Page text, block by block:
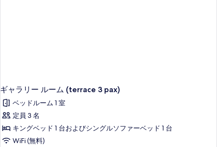
ギャラリー ルーム (terrace 3 pax)
ベッドルーム 1 室
定員 3 名
キングベッド 1 台およびシングルソファーベッド 1 台
WiFi (無料)